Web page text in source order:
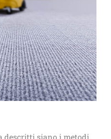
descritti siano i metodi